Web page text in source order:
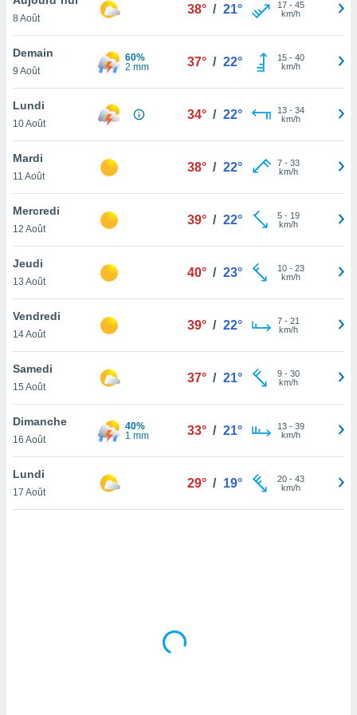
et
»,
au
vous
qu'ils
ou
le
ainsi
un
la
du
en
de
8 Août
38° / 21° 17- 45
km/h
Demain
9 Août
60%
2 mm
37° / 22° 15- 40
km/h
Lundi
10 Août
34° / 22° 13- 34
km/h
Mardi
11 Août
38° / 22° 7- 33
km/h
Mercredi
12 Août
39° / 22° 5- 19
km/h
Jeudi
13 Août
40° / 23° 10- 23
km/h
Vendredi
14 Août
39° / 22° 7- 21
km/h
Samedi
15 Août
37° / 21° 9- 30
km/h
Dimanche
16 Août
40%
1 mm
33° / 21° 13- 39
km/h
Lundi
17 Août
29° / 19° 20- 43
km/h